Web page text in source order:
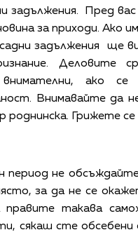
задължения. Пред
за приходи. Ако
задължения ще
Деловите
ако
Внимавайте да
роднинска. Грижете
период не
за да не се
правите такава
сякаш сте